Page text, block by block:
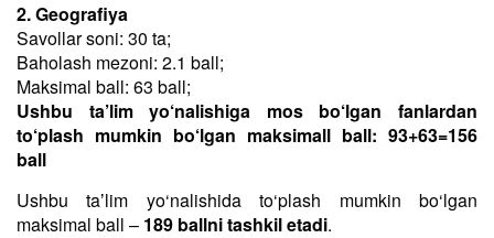
2. Geografiya
Savollar soni: 30 ta;
Baholash mezoni: 2.1 ball;
Maksimal ball: 63 ball;
Ushbu ta’lim yo‘nalishiga mos bo‘lgan fanlardan
to‘plash mumkin bo‘lgan maksimall ball: 93+63=156
ball
Ushbu taʼlim yo‘nalishida to‘plash mumkin bo‘lgan
maksimal ball – 189 ballni tashkil etadi.